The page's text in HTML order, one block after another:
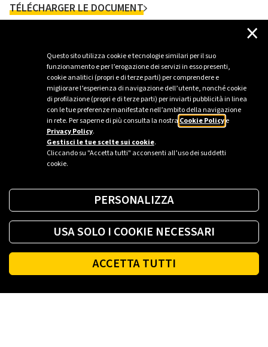
Questo sito utilizza cookie e tecnologie similari per il suo
funzionamento e per l’erogazione dei servizi in esso presenti,
cookie analitici (propri e di terze parti) per comprendere e
migliorare l’esperienza di navigazione dell’utente, nonché cookie
di profilazione (propri e di terze parti) per inviarti pubblicità in linea
con le tue preferenze manifestate nell’ambito della navigazione
in rete. Per saperne di più consulta la nostra Cookie Policye
Privacy Policy.
Gestisci le tue scelte sui cookie.
Cliccando su "Accetta tutti" acconsenti all’uso dei suddetti
cookie.
×
PERSONALIZZA
USA SOLO I COOKIE NECESSARI
ACCETTA TUTTI
TÉLÉCHARGER LE DOCUMENT
Bilan 2021
TÉLÉCHARGER LE DOCUMENT
Tous les documents